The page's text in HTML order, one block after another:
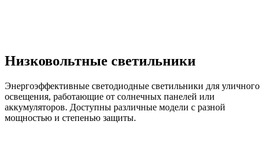
Низковольтные светильники
Энергоэффективные светодиодные светильники для уличного
освещения, работающие от солнечных панелей или
аккумуляторов. Доступны различные модели с разной
мощностью и степенью защиты.